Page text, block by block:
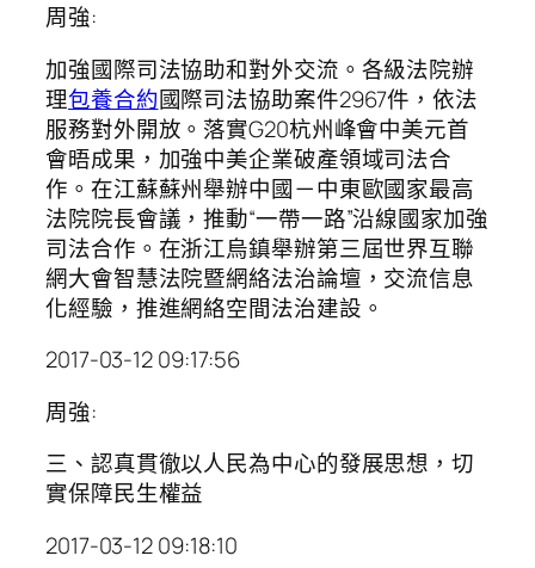
周強:
加強國際司法協助和對外交流。各級法院辦
理包養合約國際司法協助案件2967件，依法
服務對外開放。落實G20杭州峰會中美元首
會晤成果，加強中美企業破產領域司法合
作。在江蘇蘇州舉辦中國－中東歐國家最高
法院院長會議，推動“一帶一路”沿線國家加強
司法合作。在浙江烏鎮舉辦第三屆世界互聯
網大會智慧法院暨網絡法治論壇，交流信息
化經驗，推進網絡空間法治建設。
2017-03-12 09:17:56
周強:
三、認真貫徹以人民為中心的發展思想，切
實保障民生權益
2017-03-12 09:18:10